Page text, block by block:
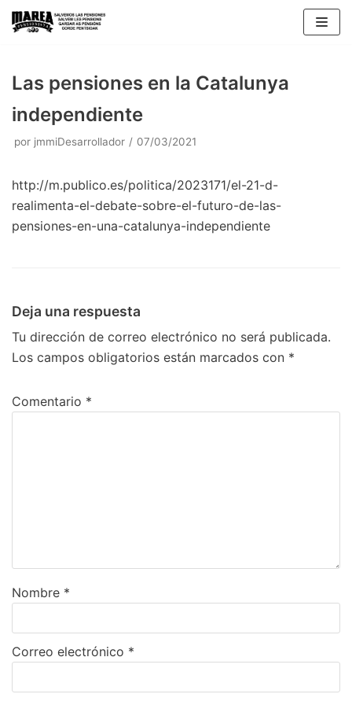
Saltar
Las pensiones en la Catalunya
independiente
por jmmiDesarrollador 07/03/2021
http://m.publico.es/politica/2023171/el-21-d-
realimenta-el-debate-sobre-el-futuro-de-las-
pensiones-en-una-catalunya-independiente
Deja una respuesta
Tu dirección de correo electrónico no será publicada.
Los campos obligatorios están marcados con *
Comentario *
Nombre *
Correo electrónico *